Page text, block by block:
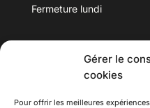
Gérer le
cookies
Pour offrir les meilleures
Fermeture lundi